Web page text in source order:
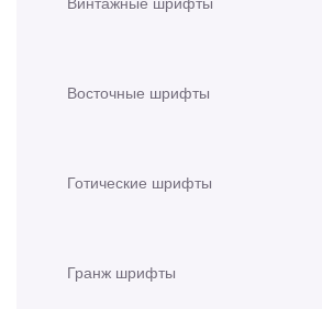
Восточные шрифты
Готические шрифты
Гранж шрифты